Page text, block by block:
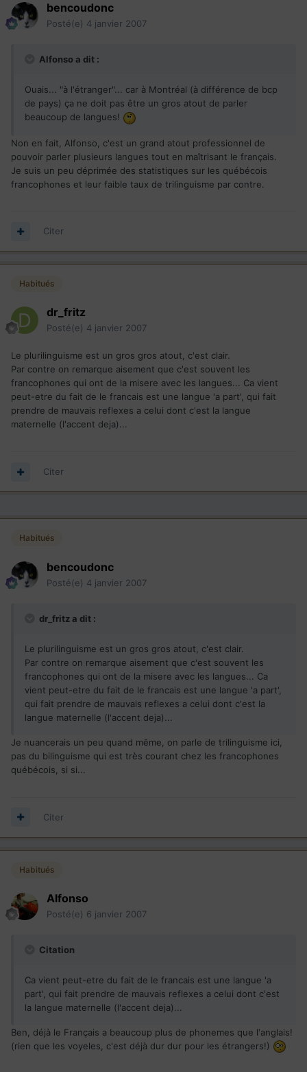
bencoudonc
Posté(e) 4 janvier 2007
Alfonso a dit :
Ouais... "à l'étranger"... car à Montréal (à différence de bcp
de pays) ça ne doit pas être un gros atout de parler
beaucoup de langues!
Non en fait, Alfonso, c'est un grand atout professionnel de
pouvoir parler plusieurs langues tout en maîtrisant le français.
Je suis un peu déprimée des statistiques sur les québécois
francophones et leur faible taux de trilinguisme par contre.
Citer
Habitués
dr_fritz
Posté(e) 4 janvier 2007
Le plurilinguisme est un gros gros atout, c'est clair.
Par contre on remarque aisement que c'est souvent les
francophones qui ont de la misere avec les langues... Ca vient
peut-etre du fait de le francais est une langue 'a part', qui fait
prendre de mauvais reflexes a celui dont c'est la langue
maternelle (l'accent deja)...
Citer
Habitués
bencoudonc
Posté(e) 4 janvier 2007
dr_fritz a dit :
Le plurilinguisme est un gros gros atout, c'est clair.
Par contre on remarque aisement que c'est souvent les
francophones qui ont de la misere avec les langues... Ca
vient peut-etre du fait de le francais est une langue 'a part',
qui fait prendre de mauvais reflexes a celui dont c'est la
langue maternelle (l'accent deja)...
Je nuancerais un peu quand même, on parle de trilinguisme ici,
pas du bilinguisme qui est très courant chez les francophones
québécois, si si...
Citer
Habitués
Alfonso
Posté(e) 6 janvier 2007
Citation
Ca vient peut-etre du fait de le francais est une langue 'a
part', qui fait prendre de mauvais reflexes a celui dont c'est
la langue maternelle (l'accent deja)...
Ben, déjà le Français a beaucoup plus de phonemes que l'anglais!
(rien que les voyeles, c'est déjà dur dur pour les étrangers!)